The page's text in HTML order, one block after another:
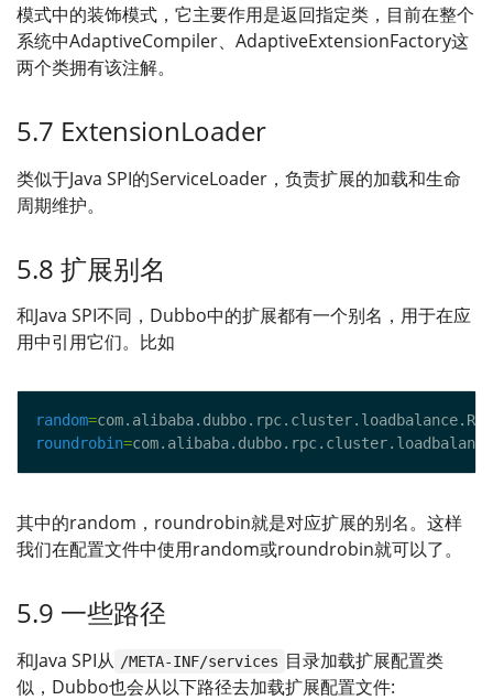
模式中的装饰模式，它主要作用是返回指定类，目前在整个
系统中AdaptiveCompiler、AdaptiveExtensionFactory这
两个类拥有该注解。
5.7 ExtensionLoader
类似于Java SPI的ServiceLoader，负责扩展的加载和生命
周期维护。
5.8 扩展别名
和Java SPI不同，Dubbo中的扩展都有一个别名，用于在应
用中引用它们。比如
random=
roundrobin=
其中的random，roundrobin就是对应扩展的别名。这样
我们在配置文件中使用random或roundrobin就可以了。
5.9 一些路径
和Java SPI从 /META-INF/services 目录加载扩展配置类
似，Dubbo也会从以下路径去加载扩展配置文件: